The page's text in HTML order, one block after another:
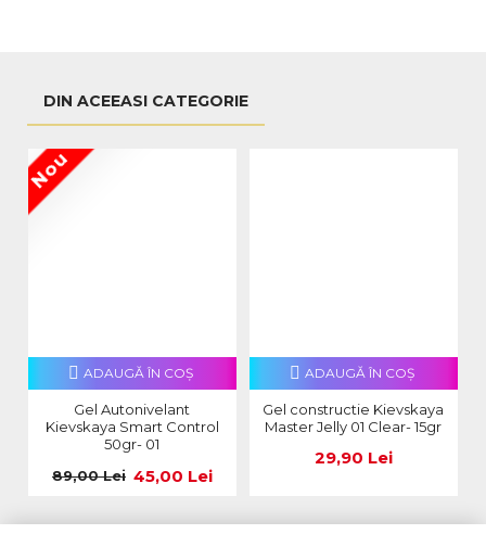
DIN ACEEASI CATEGORIE
Nou
Gel Autonivelant
Kievskaya Smart Control
50gr- 01
45,00 Lei
89,00 Lei
ADAUGĂ ÎN COŞ
Gel constructie Kievskaya
Master Jelly 01 Clear- 15gr
29,90 Lei
ADAUGĂ ÎN COŞ